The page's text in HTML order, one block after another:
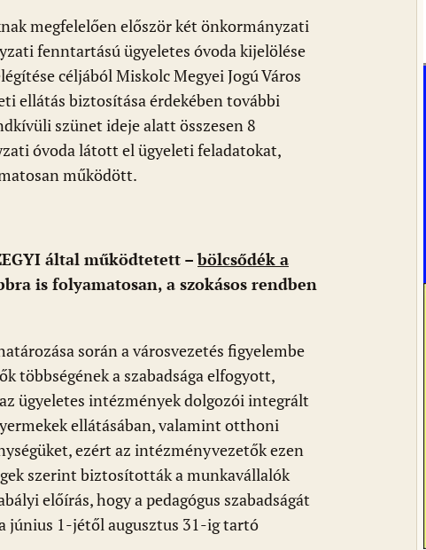
megfelelően először két önkormányzati
fenntartású ügyeletes óvoda kijelölése
céljából Miskolc Megyei Jogú Város
ellátás biztosítása érdekében további
szünet ideje alatt összesen 8
óvoda látott el ügyeleti feladatokat,
működött.
által működtetett –bölcsődék a
is folyamatosan, a szokásos rendben
során a városvezetés figyelembe
többségének a szabadsága elfogyott,
ügyeletes intézmények dolgozói integrált
ellátásában, valamint otthoni
ezért az intézményvezetők ezen
szerint biztosították a munkavállalók
előírás, hogy a pedagógus szabadságát
június 1-jétől augusztus 31-ig tartó